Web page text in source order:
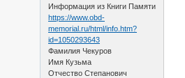
Информация из Книги Памяти
https://www.obd-
memorial.ru/html/info.htm?
id=1050293643
Фамилия Чекуров
Имя Кузьма
Отчество Степанович